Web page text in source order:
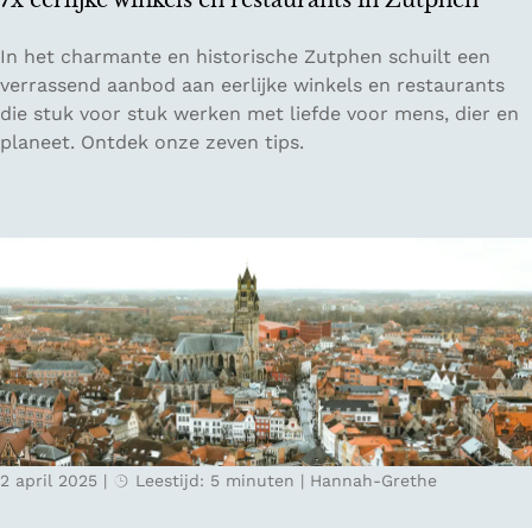
b
j
N
h
o
n
o
t
t
e
r
d
a
m
7
x
e
e
k
e
w
i
n
k
e
l
In het charmante en historische Zutphen schuilt een
verrassend aanbod aan eerlijke winkels en restaurants
die stuk voor stuk werken met liefde voor mens, dier en
planeet. Ontdek onze zeven tips.
2 april 2025 | Leestijd: 5 minuten | Hannah-Grethe